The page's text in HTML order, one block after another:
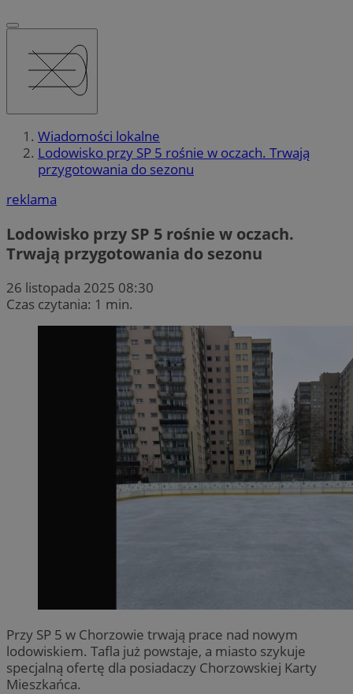
Wiadomości lokalne
Lodowisko przy SP 5 rośnie w oczach. Trwają
przygotowania do sezonu
reklama
Lodowisko przy SP 5 rośnie w oczach.
Trwają przygotowania do sezonu
26 listopada 2025 08:30
Czas czytania: 1 min.
Przy SP 5 w Chorzowie trwają prace nad nowym
lodowiskiem. Tafla już powstaje, a miasto szykuje
specjalną ofertę dla posiadaczy Chorzowskiej Karty
Mieszkańca.